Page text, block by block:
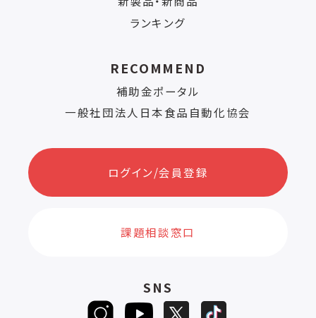
ランキング
RECOMMEND
補助金ポータル
一般社団法人日本食品自動化協会
ログイン/会員登録
課題相談窓口
SNS